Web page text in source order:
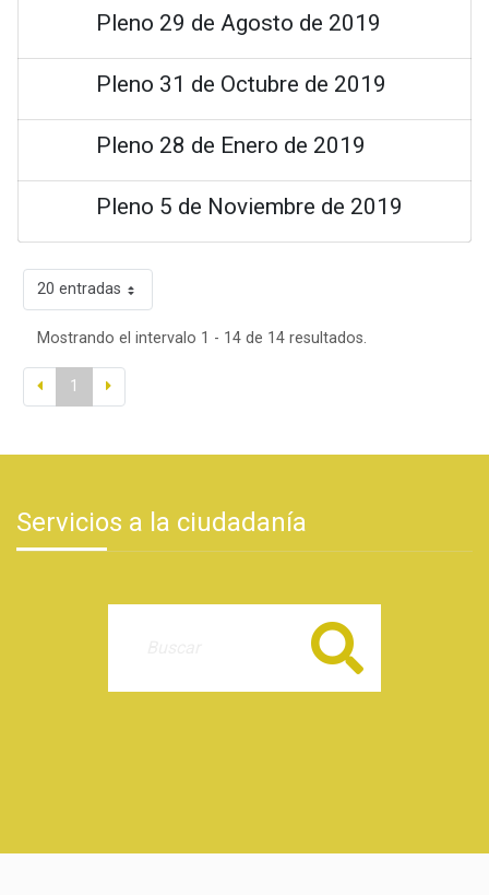
Pleno 29 de Agosto de 2019
Pleno 31 de Octubre de 2019
Pleno 28 de Enero de 2019
Pleno 5 de Noviembre de 2019
20 entradas
Mostrando el intervalo 1 - 14 de 14 resultados.
1
Servicios a la ciudadanía
Buscar